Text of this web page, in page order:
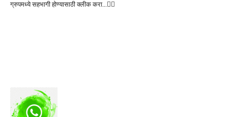
ग्रुपमध्ये सहभागी होण्यासाठी क्लीक करा…👆🏻